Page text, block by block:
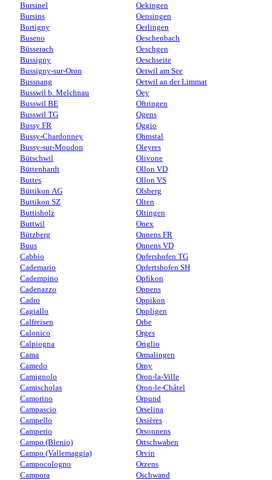
Bursinel
Bursins
Burtigny
Buseno
Büsserach
Bussigny
Bussigny-sur-Oron
Bussnang
Busswil b. Melchnau
Busswil BE
Busswil TG
Bussy FR
Bussy-Chardonney
Bussy-sur-Moudon
Bütschwil
Büttenhardt
Buttes
Büttikon AG
Buttikon SZ
Buttisholz
Buttwil
Bützberg
Buus
Cabbio
Cademario
Cadempino
Cadenazzo
Cadro
Cagiallo
Calfreisen
Calonico
Calpiogna
Cama
Camedo
Camignolo
Camischolas
Camorino
Campascio
Campello
Camperio
Campo (Blenio)
Campo (Vallemaggia)
Campocologno
Campora
Oekingen
Oensingen
Oerlingen
Oeschenbach
Oeschgen
Oeschseite
Oetwil am See
Oetwil an der Limmat
Oey
Oftringen
Ogens
Oggio
Ohmstal
Oleyres
Olivone
Ollon VD
Ollon VS
Olsberg
Olten
Oltingen
Onex
Onnens FR
Onnens VD
Opfershofen TG
Opfertshofen SH
Opfikon
Oppens
Oppikon
Oppligen
Orbe
Orges
Origlio
Ormalingen
Orny
Oron-la-Ville
Oron-le-Châtel
Orpund
Orselina
Orsières
Orsonnens
Ortschwaben
Orvin
Orzens
Oschwand